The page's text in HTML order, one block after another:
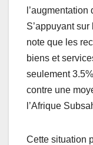
S’appuyant
note que les
biens et
seulement
contre une
l’Afrique
Cette situation